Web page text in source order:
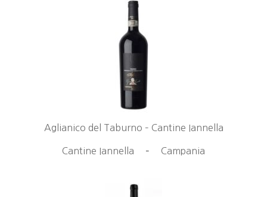
Aglianico del Taburno – Cantine Iannella
Cantine Iannella – Campania